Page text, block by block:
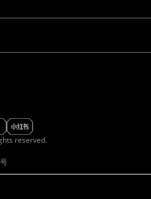
reserved.